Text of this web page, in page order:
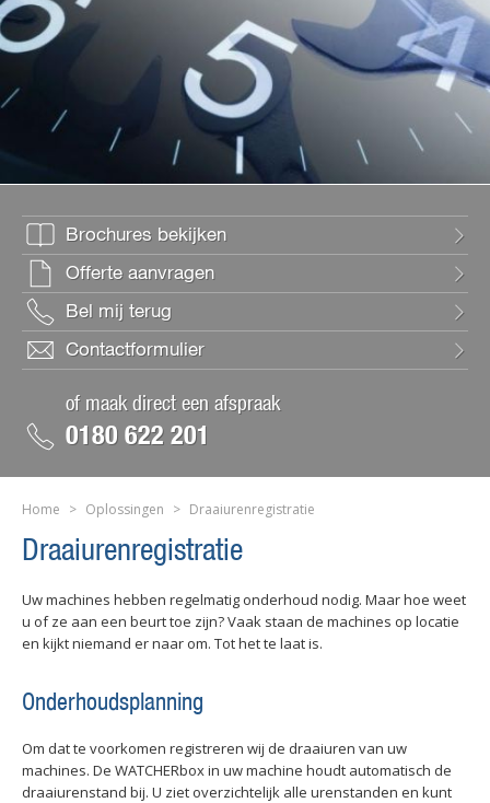
Brochures bekijken
Offerte aanvragen
Bel mij terug
Contactformulier
of maak direct een afspraak
0180 622 201
Home > Oplossingen > Draaiurenregistratie
Draaiurenregistratie
Uw machines hebben regelmatig onderhoud nodig. Maar hoe weet
u of ze aan een beurt toe zijn? Vaak staan de machines op locatie
en kijkt niemand er naar om. Tot het te laat is.
Onderhoudsplanning
Om dat te voorkomen registreren wij de draaiuren van uw
machines. De WATCHERbox in uw machine houdt automatisch de
draaiurenstand bij. U ziet overzichtelijk alle urenstanden en kunt